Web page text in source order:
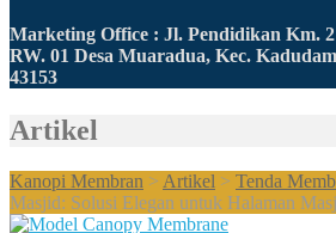
Marketing Office : Jl. Pendidikan Km.
RW. 01 Desa Muaradua, Kec.
43153
Artikel
Kanopi Membran > Artikel > Tenda
Masjid: Solusi Elegan untuk Halaman